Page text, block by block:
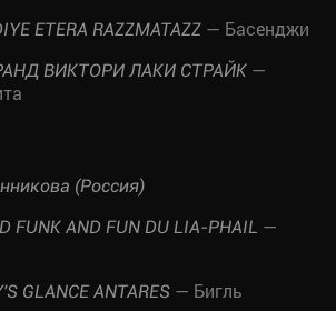
ETERA RAZZMATAZZ — Басенджи
ВИКТОРИ ЛАКИ СТРАЙК —
(Россия)
FUNK AND FUN DU LIA-PHAIL —
GLANCE ANTARES — Бигль